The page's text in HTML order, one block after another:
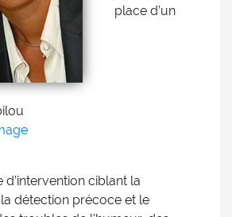
place d’un
ciblant la
détection précoce et le